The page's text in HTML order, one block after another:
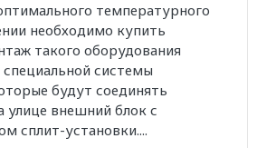
температурного
необходимо купить
такого оборудования
специальной системы
будут соединять
улице внешний блок с
сплит-установки....